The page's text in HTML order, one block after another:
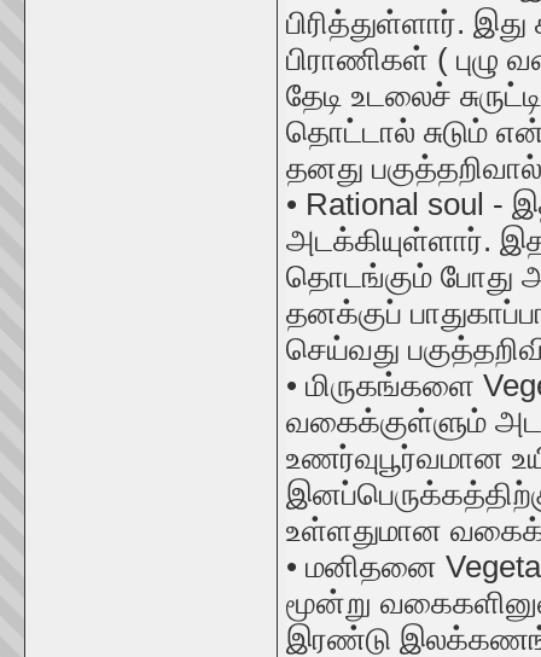
பிரித்துள்ளார்.
பிராணிகள் (
தேடி உடலைச்
தொட்டால்
தனது
• Rational soul -
அடக்கியுள்ளார்.
தொடங்கும் போது
தனக்குப்
செய்வது
• மிருகங்களை
வகைக்குள்ளும்
உணர்வுபூர்வமான
உள்ளதுமான
• மனிதனை
மூன்று
இரண்டு